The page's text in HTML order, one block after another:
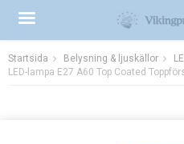
Produkten har blivit
Startsida Belysning & ljuskällor
LED-lampa E27 A60 Top Coated